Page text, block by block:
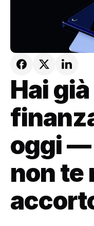
Hai
oggi —
non te